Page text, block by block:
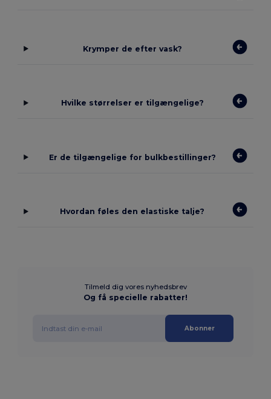
Krymper de efter vask?
Hvilke størrelser er tilgængelige?
Er de tilgængelige for bulkbestillinger?
Hvordan føles den elastiske talje?
Tilmeld dig vores nyhedsbrev
Og få specielle rabatter!
Abonner